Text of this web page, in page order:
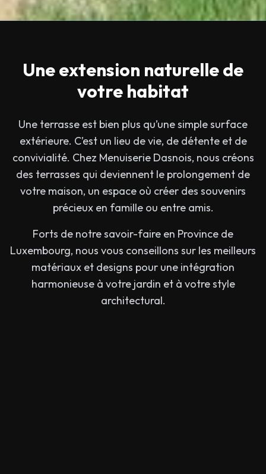
Une extension naturelle de
votre habitat
Une terrasse est bien plus qu’une simple surface
extérieure. C’est un lieu de vie, de détente et de
convivialité. Chez Menuiserie Dasnois, nous créons
des terrasses qui deviennent le prolongement de
votre maison, un espace où créer des souvenirs
précieux en famille ou entre amis.
Forts de notre savoir-faire en Province de
Luxembourg, nous vous conseillons sur les meilleurs
matériaux et designs pour une intégration
harmonieuse à votre jardin et à votre style
architectural.